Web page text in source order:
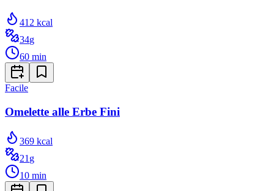
412 kcal
34g
60 min
Facile
Omelette alle Erbe Fini
369 kcal
21 g
10 min